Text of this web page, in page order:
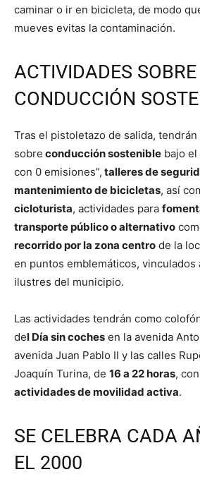
caminar o ir en bicicleta, de modo
mueves evitas la contaminación.
ACTIVIDADES SOBRE
CONDUCCIÓN
Tras el pistoletazo de salida,
sobre conducción sostenible bajo el
con 0 emisiones”, talleres de
mantenimiento de bicicletas, así
cicloturista, actividades para
transporte público o alternativo
recorrido por la zona centro de la
en puntos emblemáticos, vinculados
ilustres del municipio.
Las actividades tendrán como
del Día sin coches en la avenida
avenida Juan Pablo II y las calles
Joaquín Turina, de 16 a 22 horas,
actividades de movilidad activa.
SE CELEBRA CADA
EL 2000